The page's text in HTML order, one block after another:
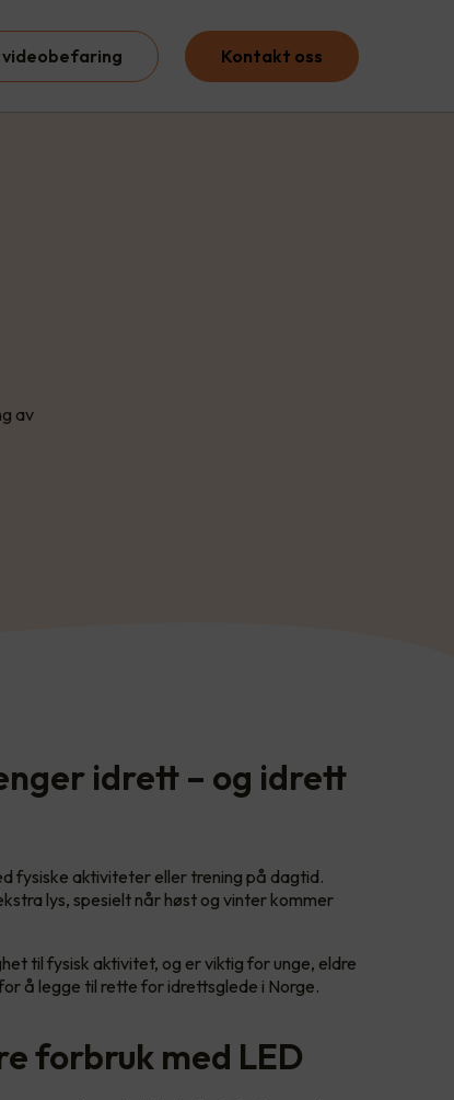
Kontakt oss
av
idrett – og idrett
fysiske aktiviteter eller trening på dagtid.
lys, spesielt når høst og vinter kommer
til fysisk aktivitet, og er viktig for unge, eldre
å legge til rette for idrettsglede i Norge.
forbruk med LED